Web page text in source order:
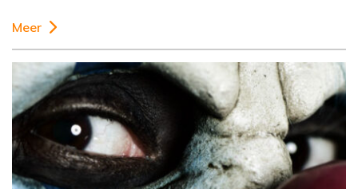
Meer